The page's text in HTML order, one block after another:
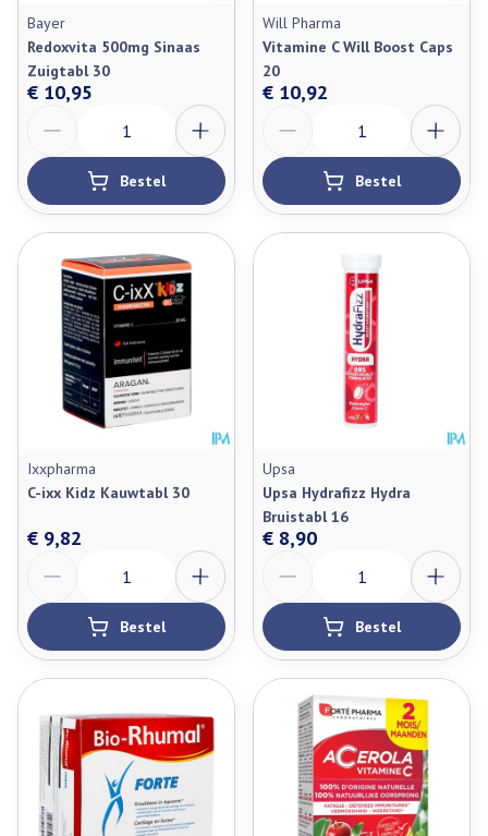
Bayer
Redoxvita 500mg Sinaas
Zuigtabl 30
€ 10,95
Bestel
Will Pharma
Vitamine C Will Boost Caps
20
€ 10,92
Bestel
Ixxpharma
C-ixx Kidz Kauwtabl 30
€ 9,82
Bestel
Upsa
Upsa Hydrafizz Hydra
Bruistabl 16
€ 8,90
Bestel